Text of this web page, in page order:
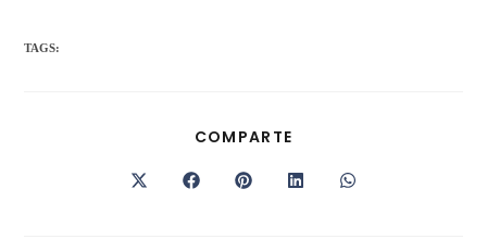
TAGS:
COMPARTE